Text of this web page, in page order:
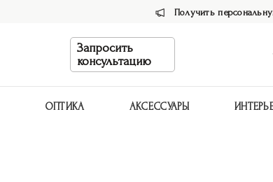
Получить
Запросить
консультацию
ОПТИКА АКСЕССУАРЫ